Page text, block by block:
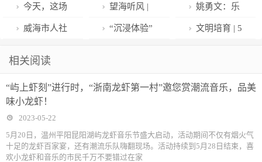
虾的季节，顶
流宵夜要这样
船舶检验专项
检查工作
球最大级别集
装箱船
关依法对朱洪
山涉嫌受贿案
叫我一声妈”，
婆婆五年如一
烟台：【开放·
融合·创新】首
艺晚会成功举
今天，这场
活动在崇州举
望海听风 |
难忘当年“抗
姚勇文：乐
教善育润桃
威海市人社
能大赛动员部
“沉浸体验”
瓯海开启消费
文明培育 | 5
皆是“风景”
相关阅读
“屿上虾刻”进行时，“浙南龙虾第一村”邀您赏潮流音乐，品美
味小龙虾！
2023-05-22
5月20日，温州平阳昆阳湖屿龙虾音乐节盛大启动，活动期间不仅有烟火气
十足的龙虾百家宴，还有潮流乐队嗨翻现场。活动持续到5月28日结束，喜
欢小龙虾和音乐的市民千万不要错过在家